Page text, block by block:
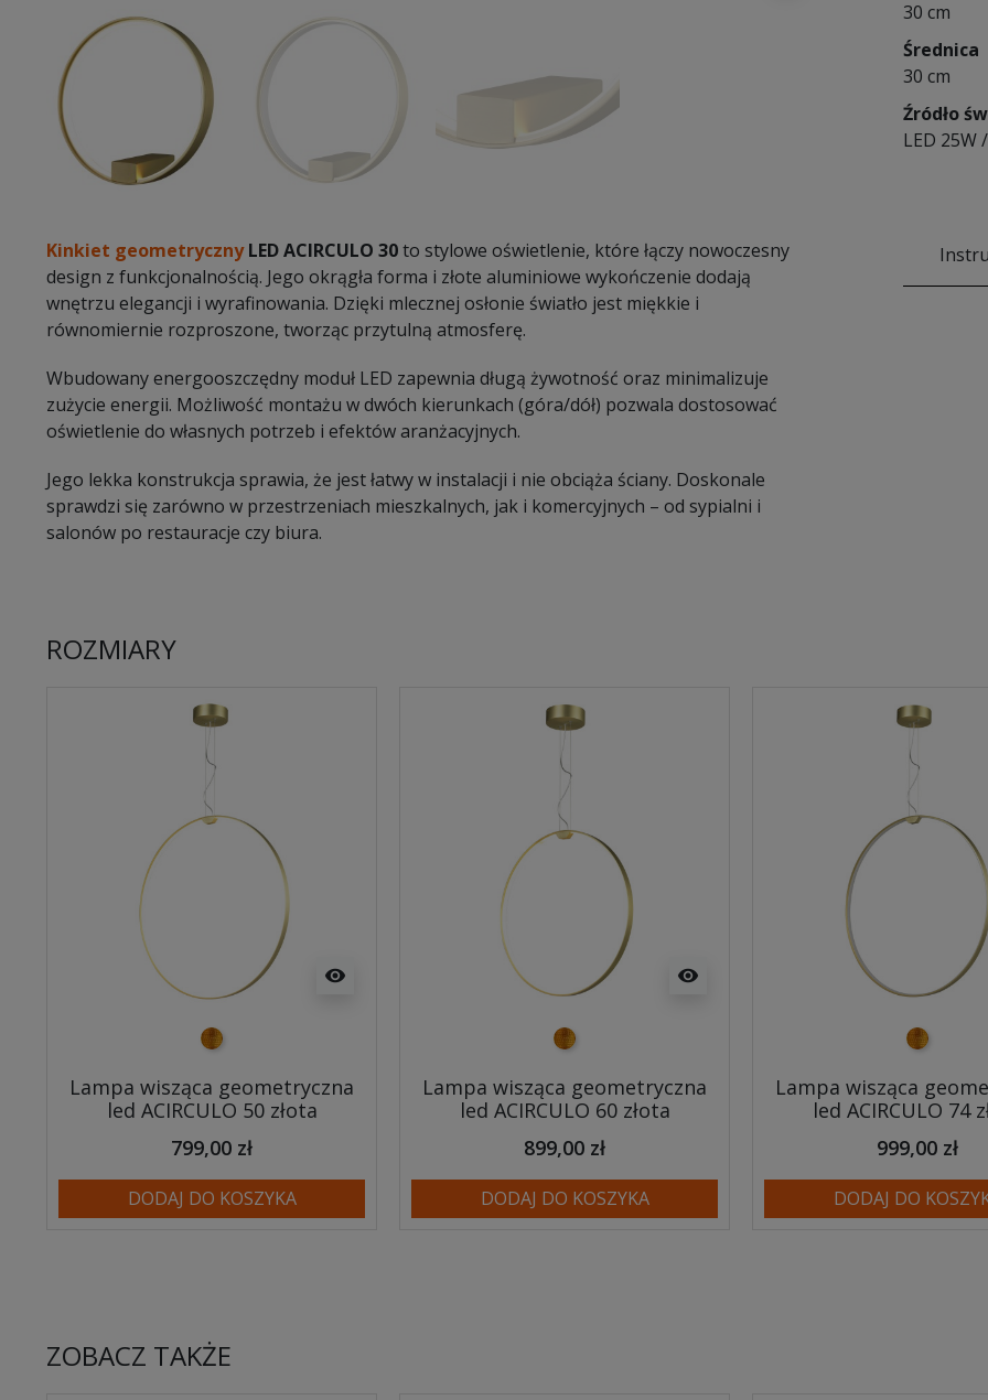
Kinkiet geometrycznyLED ACIRCULO 30to stylowe oświetlenie, które łączy nowoczesny
design z funkcjonalnością. Jego okrągła forma i złote aluminiowe wykończenie dodają
wnętrzu elegancji i wyrafinowania. Dzięki mlecznej osłonie światło jest miękkie i
równomiernie rozproszone, tworząc przytulną atmosferę.
Wbudowany energooszczędny moduł LED zapewnia długą żywotność oraz minimalizuje
zużycie energii. Możliwość montażu w dwóch kierunkach (góra/dół) pozwala dostosować
oświetlenie do własnych potrzeb i efektów aranżacyjnych.
Jego lekka konstrukcja sprawia, że jest łatwy w instalacji i nie obciąża ściany. Doskonale
sprawdzi się zarówno w przestrzeniach mieszkalnych, jak i komercyjnych – od sypialni i
salonów po restauracje czy biura.
30 cm
Średnica
30 cm
Źródło
LED 25W
ROZMIARY
visibility
złoty
Lampa wisząca geometryczna
led ACIRCULO 50 złota
799,00 zł
DODAJ DO KOSZYKA
visibility
złoty
Lampa wisząca geometryczna
led ACIRCULO 60 złota
899,00 zł
DODAJ DO KOSZYKA
złoty
Lampa wisząca
led ACIRCULO 74
999,00 zł
DODAJ DO
ZOBACZ TAKŻE